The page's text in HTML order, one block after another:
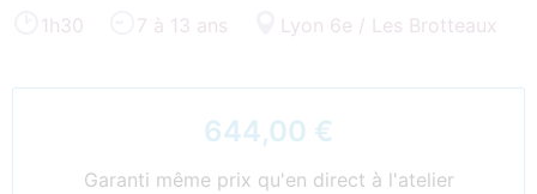
1h30 7 à 13 ans Lyon 6e / Les Brotteaux
644,00 €
Garanti même prix qu'en direct à l'atelier